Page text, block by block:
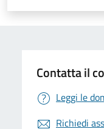
Valuta 4
Valuta 3
Valuta 2 stelle
Valuta 1 stelle su 5
Contatta il
Leggi le
Richiedi